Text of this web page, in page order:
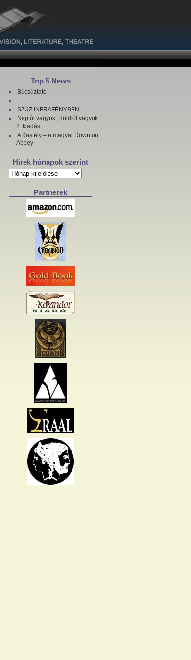
Top 5 News
Búcsúztató
SZŰZ INFRAFÉNYBEN
Naptól vagyok, Holdtól vagyok
2. kiadás
A Kastély – a magyar Downton
Abbey
Hírek hónapok szerint
Hírek
hónapok
Partnerek